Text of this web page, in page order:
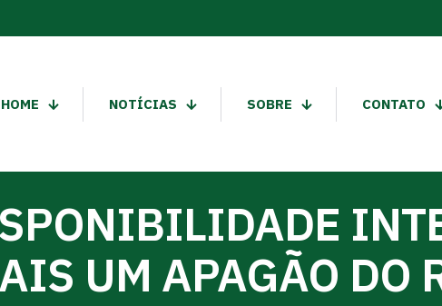
HOME NOTÍCIAS SOBRE CONTATO
UM APAGÃO DO